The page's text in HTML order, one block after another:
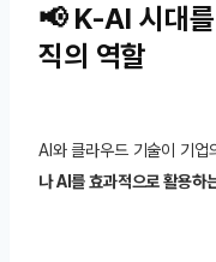
📢 K-AI 시대
직의 역할
AI와 클라우드 기술이 기
나 AI를 효과적으로 활용하